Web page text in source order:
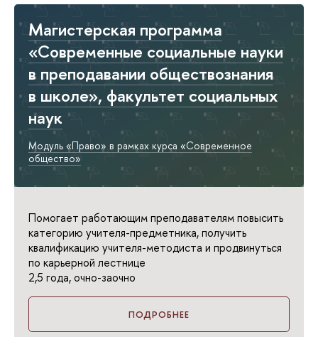
Магистерская программа
«Современные социальные науки
в преподавании обществознания
в школе», факультет социальных
наук
Модуль «Право» в рамках курса «Современное
общество»
Помогает работающим преподавателям повысить
категорию учителя-предметника, получить
квалификацию учителя-методиста и продвинуться
по карьерной лестнице
2,5 года, очно-заочно
ПОДРОБНЕЕ